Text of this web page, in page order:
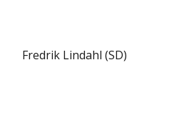
Fredrik Lindahl (SD)